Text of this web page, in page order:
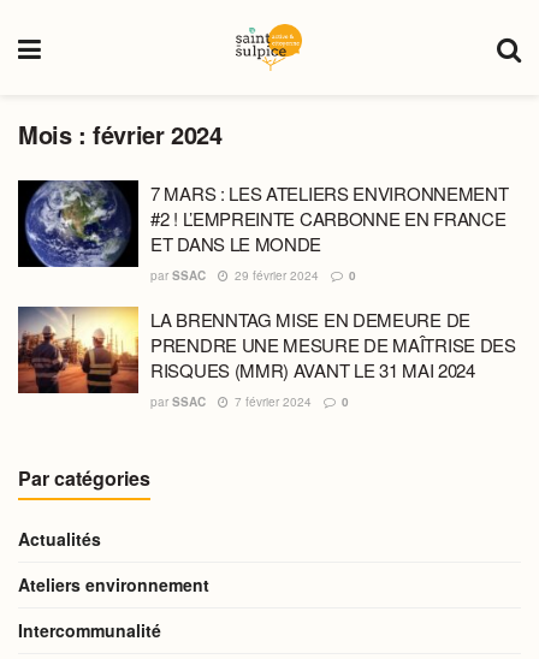
Mois :février 2024
7 MARS : LES ATELIERS ENVIRONNEMENT
#2 ! L’EMPREINTE CARBONNE EN FRANCE
ET DANS LE MONDE
par SSAC 29 février 2024 0
LA BRENNTAG MISE EN DEMEURE DE
PRENDRE UNE MESURE DE MAÎTRISE DES
RISQUES (MMR) AVANT LE 31 MAI 2024
par SSAC 7 février 2024 0
Par catégories
Actualités
Ateliers environnement
Intercommunalité